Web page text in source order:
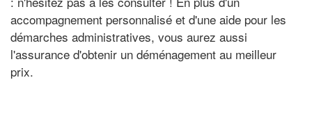
accompagnement personnalisé et d'une aide pour les
démarches administratives, vous aurez aussi
l'assurance d'obtenir un déménagement au meilleur
prix.